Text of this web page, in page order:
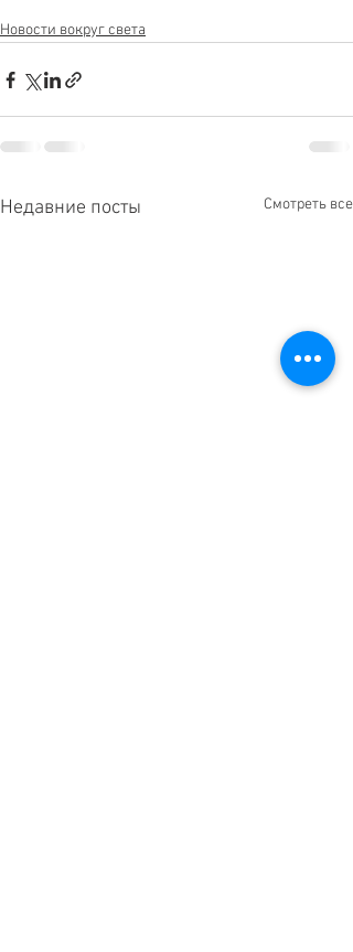
Новости вокруг света
Недавние посты Смотреть все